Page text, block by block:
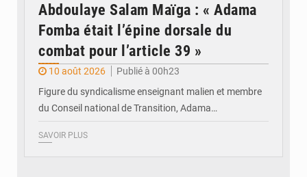
Abdoulaye Salam Maïga : « Adama
Fomba était l’épine dorsale du
combat pour l’article 39 »
10 août 2026
Publié à 00h23
Figure du syndicalisme enseignant malien et membre
du Conseil national de Transition, Adama…
SAVOIR PLUS